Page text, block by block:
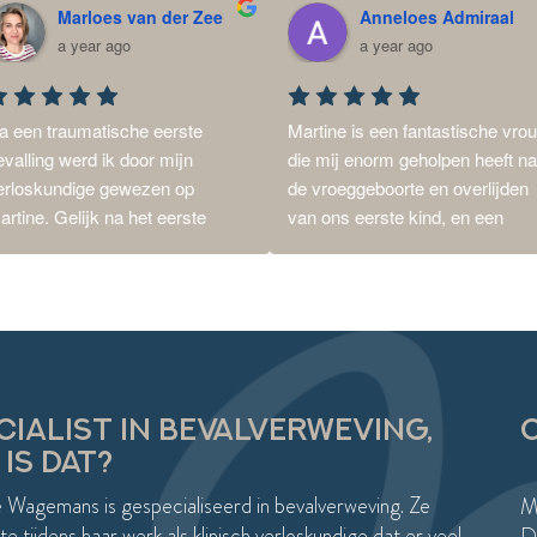
Marloes van der Zee
a year ago
een traumatische eerste
werd ik door mijn
gewezen op
Gelijk na het eerste
Martine combineert haar
is niet alleen
voor stap mijn bevalling
maar is er ook een
plan voor de tweede
Anneloes Admiraal
a year ago
Martine is een fantastische
die mij enorm geholpen heeft na
de vroeggeboorte en overlijden
van ons eerste kind, en een
goede begeleiding gekregen die
heeft ze recent een opfrisdag
georganiseerd, waar we met
kwamen. We konden alles met
IN BEVALVERWEVING,
DAT?
is gespecialiseerd in bevalverweving. Ze